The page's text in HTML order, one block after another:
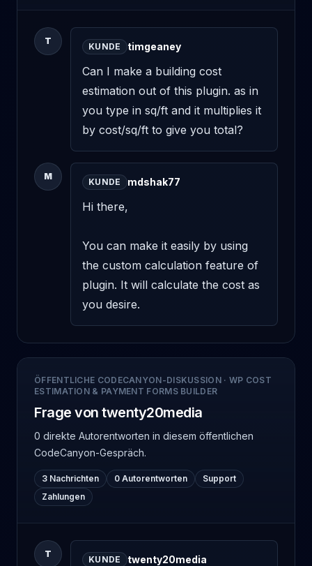
T
KUNDE timgeaney
Can I make a building cost
estimation out of this plugin. as in
you type in sq/ft and it multiplies it
by cost/sq/ft to give you total?
M
KUNDE mdshak77
Hi there,
You can make it easily by using
the custom calculation feature of
plugin. It will calculate the cost as
you desire.
ÖFFENTLICHE CODECANYON-DISKUSSION· WP COST
ESTIMATION & PAYMENT FORMS BUILDER
Frage von twenty20media
0 direkte Autorentworten in diesem öffentlichen
CodeCanyon-Gespräch.
3 Nachrichten 0 Autorentworten
Support
Zahlungen
T
KUNDE twenty20media